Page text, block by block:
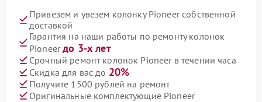
Привезем и увезем колонку Pioneer собственной
доставкой
Гарантия на наши работы по ремонту колонок
Pioneerдо 3-х лет
Срочный ремонт колонок Pioneer в течении часа
Скидка для вас до 20%
Получите 1500 рублей на ремонт
Оригинальные комплектующие Pioneer